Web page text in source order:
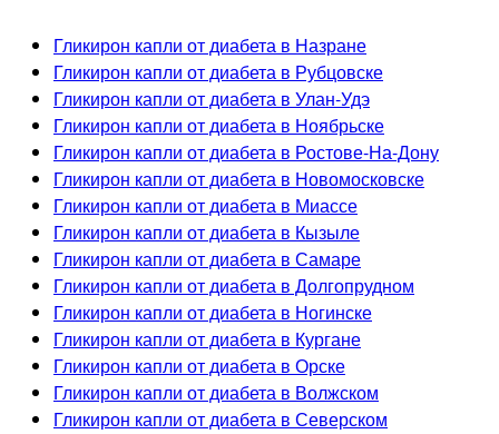
Гликирон капли от диабета в Назране
Гликирон капли от диабета в Рубцовске
Гликирон капли от диабета в Улан-Удэ
Гликирон капли от диабета в Ноябрьске
Гликирон капли от диабета в Ростове-На-Дону
Гликирон капли от диабета в Новомосковске
Гликирон капли от диабета в Миассе
Гликирон капли от диабета в Кызыле
Гликирон капли от диабета в Самаре
Гликирон капли от диабета в Долгопрудном
Гликирон капли от диабета в Ногинске
Гликирон капли от диабета в Кургане
Гликирон капли от диабета в Орске
Гликирон капли от диабета в Волжском
Гликирон капли от диабета в Северском